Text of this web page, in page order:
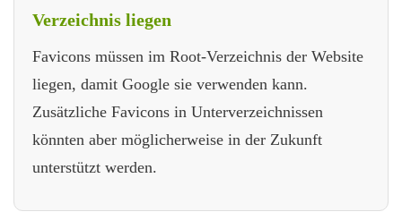
Verzeichnis liegen
Favicons müssen im Root-Verzeichnis der Website
liegen, damit Google sie verwenden kann.
Zusätzliche Favicons in Unterverzeichnissen
könnten aber möglicherweise in der Zukunft
unterstützt werden.